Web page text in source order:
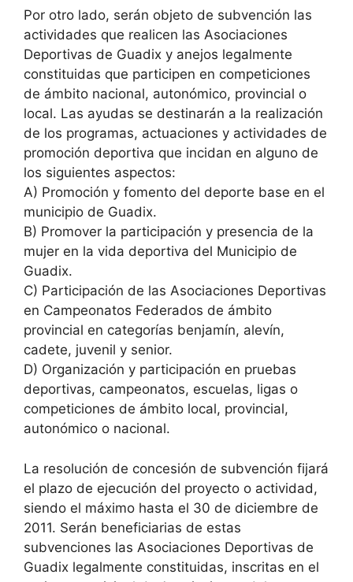
Por otro lado, serán objeto de subvención las
actividades que realicen las Asociaciones
Deportivas de Guadix y anejos legalmente
constituidas que participen en competiciones
de ámbito nacional, autonómico, provincial o
local. Las ayudas se destinarán a la realización
de los programas, actuaciones y actividades de
promoción deportiva que incidan en alguno de
los siguientes aspectos:
A) Promoción y fomento del deporte base en el
municipio de Guadix.
B) Promover la participación y presencia de la
mujer en la vida deportiva del Municipio de
Guadix.
C) Participación de las Asociaciones Deportivas
en Campeonatos Federados de ámbito
provincial en categorías benjamín, alevín,
cadete, juvenil y senior.
D) Organización y participación en pruebas
deportivas, campeonatos, escuelas, ligas o
competiciones de ámbito local, provincial,
autonómico o nacional.
La resolución de concesión de subvención fijará
el plazo de ejecución del proyecto o actividad,
siendo el máximo hasta el 30 de diciembre de
2011. Serán beneficiarias de estas
subvenciones las Asociaciones Deportivas de
Guadix legalmente constituidas, inscritas en el